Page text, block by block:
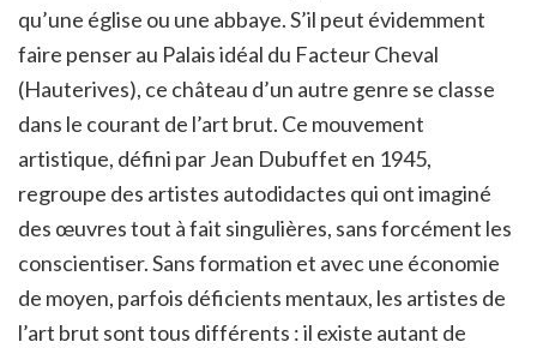
qu’une église ou une abbaye. S’il peut évidemment
faire penser au Palais idéal du Facteur Cheval
(Hauterives), ce château d’un autre genre se classe
dans le courant de l’art brut. Ce mouvement
artistique, défini par Jean Dubuffet en 1945,
regroupe des artistes autodidactes qui ont imaginé
des œuvres tout à fait singulières, sans forcément les
conscientiser. Sans formation et avec une économie
de moyen, parfois déficients mentaux, les artistes de
l’art brut sont tous différents : il existe autant de